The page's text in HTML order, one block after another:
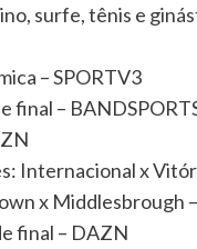
surfe, tênis e
– SPORTV3
final –
Internacional x
x Middlesbrough
final – DAZN